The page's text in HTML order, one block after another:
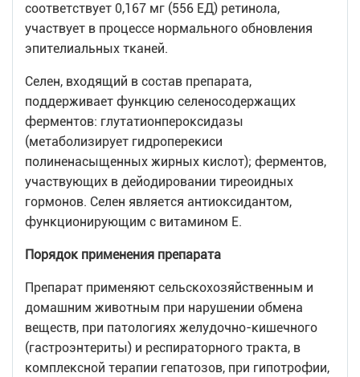
соответствует 0,167 мг (556 ЕД) ретинола,
участвует в процессе нормального обновления
эпителиальных тканей.
Селен, входящий в состав препарата,
поддерживает функцию селеносодержащих
ферментов: глутатионпероксидазы
(метаболизирует гидроперекиси
полиненасыщенных жирных кислот); ферментов,
участвующих в дейодировании тиреоидных
гормонов. Селен является антиоксидантом,
функционирующим с витамином Е.
Порядок применения препарата
Препарат применяют сельскохозяйственным и
домашним животным при нарушении обмена
веществ, при патологиях желудочно-кишечного
(гастроэнтериты) и респираторного тракта, в
комплексной терапии гепатозов, при гипотрофии,